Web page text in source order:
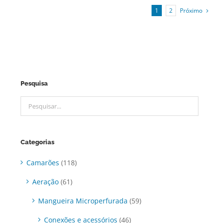
1 2 Próximo
Pesquisa
Categorias
Camarões (118)
Aeração (61)
Mangueira Microperfurada (59)
Conexões e acessórios (46)